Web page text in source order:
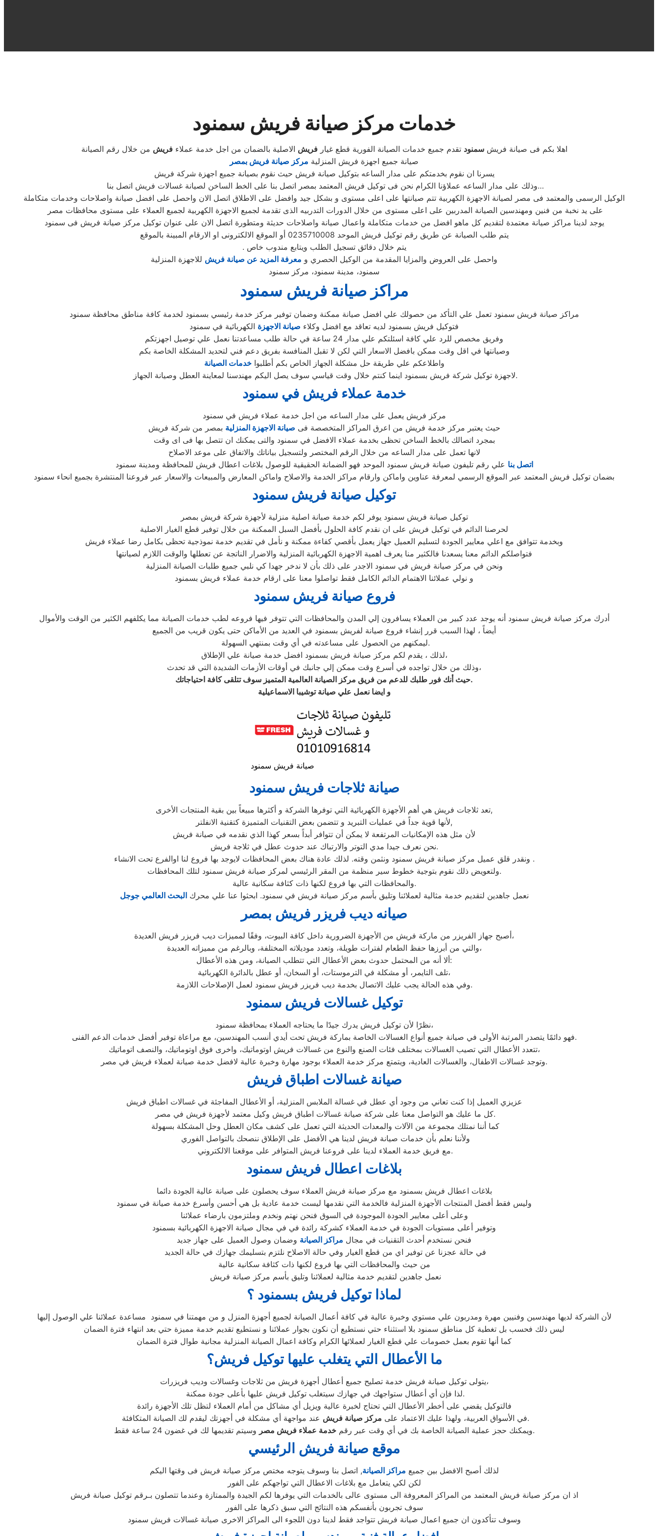
خدمات مركز صيانة فريش سمنود
اهلا بكم فى صيانة فريشسمنود تقدم جميع خدمات الصيانة الفورية قطع غيارفريش الاصلية بالضمان من اجل خدمة عملاءفريش من خلال رقم الصيانة
صيانة جميع اجهزة فريش المنزلية مركز صيانة فريش بمصر
يسرنا ان نقوم بخدمتكم على مدار الساعه بتوكيل صيانة فريش حيث نقوم بصيانة جميع اجهزة شركة فريش
وذلك على مدار الساعه عملاؤنا الكرام نحن فى توكيل فريش المعتمد بمصر اتصل بنا على الخط الساخن لصيانة غسالات فريش اتصل بنا…
الوكيل الرسمى والمعتمد فى مصر لصيانة الاجهزة الكهربية تتم صيانتها على اعلى مستوى و بشكل جيد وافضل على الاطلاق اتصل الان واحصل على افضل صيانة واصلاحات وخدمات متكاملة
على يد نخبة من فنين ومهندسين الصيانة المدربين على اعلى مستوى من خلال الدورات التدربيه الذى تقدمة لجميع الاجهزة الكهربية لجميع العملاء على مستوى محافظات مصر
يوجد لدينا مراكز صيانة معتمدة لتقديم كل ماهو افضل من خدمات متكاملة واعمال صيانة واصلاحات حديثة ومتطورة اتصل الان على عنوان توكيل مركز صيانة فريش فى سمنود
يتم طلب الصيانة عن طريق رقم توكيل فريش الموحد 0235710008 أو الموقع الالكترونى او الارقام المبينة بالموقع
. يتم خلال دقائق تسجيل الطلب ويتابع مندوب خاص
واحصل على العروض والمزايا المقدمة من الوكيل الحصري و معرفة المزيد عن صيانة فريش للاجهزة المنزلية
سمنود، مدينة سمنود، مركز سمنود
مراكز صيانة فريش سمنود
مراكز صيانة فريش سمنود تعمل علي التأكد من حصولك علي افضل صيانة ممكنة وضمان توفير مركز خدمة رئيسي بسمنود لخدمة كافة مناطق محافظة سمنود
فتوكيل فريش بسمنود لديه تعاقد مع افضل وكلاء صيانة الاجهزة الكهربائية في سمنود
وفريق مخصص للرد علي كافة اسئلتكم علي مدار 24 ساعة في حالة طلب مساعدتنا نعمل علي توصيل اجهزتكم
وصيانتها في اقل وقت ممكن بافضل الاسعار التي لكن لا تقبل المنافسة بفريق دعم فني لتحديد المشكلة الخاصة بكم
واطلاعكم علي طريقة حل مشكلة الجهاز الخاص بكم أطلبواخدمات الصيانة
لاجهزة توكيل شركة فريش بسمنود اينما كنتم خلال وقت قياسي سوف يصل اليكم مهندسنا لمعاينة العطل وصيانة الجهاز.
خدمة عملاء فريش في سمنود
مركز فريش يعمل على مدار الساعه من اجل خدمة عملاء فريش في سمنود
حيث يعتبر مركز خدمة فريش من اعرق المراكز المتخصصة فى صيانة الاجهزة المنزلية بمصر من شركة فريش
بمجرد اتصالك بالخط الساخن تحظى بخدمة عملاء الافضل في سمنود والتى يمكنك ان تتصل بها فى اى وقت
لانها تعمل على مدار الساعه من خلال الرقم المختصر ولتسجيل بياناتك والاتفاق على موعد الاصلاح
اتصل بنا علي رقم تليفون صيانة فريش سمنود الموحد فهو الضمانة الحقيقية للوصول بلاغات اعطال فريش للمحافظة ومدينة سمنود
بضمان توكيل فريش المعتمد عبر الموقع الرسمي لمعرفة عناوين واماكن وارقام مراكز الخدمة والاصلاح واماكن المعارض والمبيعات والاسعار عبر فروعنا المنتشرة بجميع انحاء سمنود
توكيل صيانة فريش سمنود
توكيل صيانة فريش سمنود يوفر لكم خدمة صيانة اصلية منزلية لأجهزة شركة فريش بمصر
لحرصنا الدائم في توكيل فريش على ان نقدم كافة الحلول بأفضل السبل الممكنة من خلال توفير قطع الغيار الاصلية
وبخدمة تتوافق مع اعلي معايير الجودة لتسليم العميل جهاز يعمل بأقصي كفاءة ممكنة و نأمل في تقديم خدمة نموذجية تحظى بكامل رضا عملاء فريش
فتواصلكم الدائم معنا يسعدنا فالكثير منا يعرف اهمية الاجهزة الكهربائية المنزلية والاضرار الناتجة عن تعطلها والوقت اللازم لصيانتها
ونحن في مركز صيانة فريش في سمنود الاجدر على ذلك بأن لا ندخر جهدا كي نلبي جميع طلبات الصيانة المنزلية
و نولي عملائنا الاهتمام الدائم الكامل فقط تواصلوا معنا على ارقام خدمة عملاء فريش بسمنود
فروع صيانة فريش سمنود
أدرك مركز صيانة فريش سمنود أنه يوجد عدد كبير من العملاء يسافرون إلي المدن والمحافظات التي تتوفر فيها فروعه لطب خدمات الصيانة مما يكلفهم الكثير من الوقت والأموال
أيضاً ، لهذا السبب قرر إنشاء فروع صيانة لفريش بسمنود في العديد من الأماكن حتى يكون قريب من الجميع
ليمكنهم من الحصول على مساعدته في أي وقت بمنتهي السهولة.
لذلك ، يقدم لكم مركز صيانة فريش بسمنود افضل خدمة صيانة علي الإطلاق،
وذلك من خلال تواجده في أسرع وقت ممكن إلي جانبك في أوقات الأزمات الشديدة التي قد تحدث،
حيث أنك فور طلبك للدعم من فريق مركز الصيانة العالمية المتميز سوف تتلقى كافة احتياجاتك.
و ايضا نعمل علي صيانة توشيبا الاسماعيلية
صيانة فريش سمنود
صيانة ثلاجات فريش سمنود
تعد ثلاجات فريش هي أهم الأجهزة الكهربائية التي توفرها الشركة و أكثرها مبيعاً بين بقية المنتجات الأخرى,
لأنها قوية جداً في عمليات التبريد و تتضمن بعض التقنيات المتميزة كتقنية الانفلتر,
لأن مثل هذه الإمكانيات المرتفعة لا يمكن أن تتوافر أبداً بسعر كهذا الذي نقدمه في صيانة فريش
نحن نعرف جيدا مدي التوتر والارتباك عند حدوث عطل في ثلاجة فريش.
ونقدر قلق عميل مركز صيانة فريش سمنود ونثمن وقته. لذلك عادة هناك بعض المحافظات لايوجد بها فروع لنا اوالفرع تحت الانشاء .
ولتعويض ذلك نقوم بتوجية خطوط سير منظمة من المقر الرئيسي لمركز صيانة فريش سمنود لتلك المحافظات.
والمحافظات التي بها فروع لكنها ذات كثافة سكانية عالية.
نعمل جاهدين لتقديم خدمة مثالية لعملائنا وتليق بأسم مركز صيانة فريش في سمنود. ابحثوا عنا علي محركالبحث العالمي جوجل
صيانه ديب فريزر فريش بمصر
أصبح جهاز الفريزر من ماركة فريش من الأجهزة الضرورية داخل كافة البيوت، وفقًا لمميزات ديب فريزر فريش العديدة،
والتي من أبرزها حفظ الطعام لفترات طويلة، وتعدد موديلاته المختلفة، وبالرغم من مميزاته العديدة،
ألا أنه من المحتمل حدوث بعض الأعطال التي تتطلب الصيانة، ومن هذه الأعطال:
تلف التايمر، أو مشكلة في الترموستات، أو السخان، أو عطل بالدائرة الكهربائية،
وفي هذه الحالة يجب عليك الاتصال بخدمة ديب فريزر فريش سمنود لعمل الإصلاحات اللازمة.
توكيل غسالات فريش سمنود
نظرًا لأن توكيل فريش يدرك جيدًا ما يحتاجه العملاء بمحافظة سمنود،
فهو دائمًا يتصدر المرتبة الأولى في صيانة جميع أنواع الغسالات الخاصة بماركة فريش تحت أيدي أنسب المهندسين، مع مراعاة توفير أفضل خدمات الدعم الفنى.
تتعدد الأعطال التي تصيب الغسالات بمختلف فئات الصنع والنوع من غسالات فريش اوتوماتيك، واخرى فوق اوتوماتيك، والنصف اتوماتيك،
وتوجد غسالات الاطفال، والغسالات العادية، ويتمتع مركز خدمة العملاء بوجود مهارة وخبرة عالية لافضل خدمة صيانة لعملاء فريش في مصر.
صيانة غسالات اطباق فريش
عزيزي العميل إذا كنت تعاني من وجود أي عطل في غسالة الملابس المنزلية، أو الأعطال المفاجئة في غسالات اطباق فريش
كل ما عليك هو التواصل معنا على شركة صيانة غسالات اطباق فريش وكيل معتمد لأجهزة فريش في مصر.
كما أننا نمتلك مجموعة من الآلات والمعدات الحديثة التي تعمل على كشف مكان العطل وحل المشكلة بسهولة
ولأننا نعلم بأن خدمات صيانة فريش لدينا هي الأفضل على الإطلاق ننصحك بالتواصل الفوري
مع فريق خدمة العملاء لدينا على فروعنا فريش المتوافر على موقعنا الالكتروني.
بلاغات اعطال فريش سمنود
بلاغات اعطال فريش بسمنود مع مركز صيانة فريش العملاء سوف يحصلون على صيانة عالية الجودة دائما
وليس فقط أفضل المنتجات الأجهزة المنزلية فالخدمة التي نقدمها ليست خدمة عادية بل هي أحسن وأسرع خدمة صيانة في سمنود
وعلى أعلى معايير الجودة الموجودة في السوق فنحن نهتم ونخدم وملتزمون بارضاء عملائنا
وتوفير أعلى مستويات الجودة في خدمة العملاء كشركة رائدة في في مجال صيانة الاجهزة الكهربائية بسمنود
فنحن نستخدم أحدث التقنيات في مجال مراكز الصيانة وضمان وصول العميل على جهاز جديد
في حالة عجزنا عن توفير اي من قطع الغيار وفي حالة الاصلاح نلتزم بتسليمك جهازك في حالة الجديد
من حيث والمحافظات التي بها فروع لكنها ذات كثافة سكانية عالية
نعمل جاهدين لتقديم خدمة مثالية لعملائنا وتليق بأسم مركز صيانة فريش
لماذا توكيل فريش بسمنود ؟
لأن الشركة لديها مهندسين وفنيين مهرة ومدربون علي مستوي وخبرة عالية في كافة أعمال الصيانة لجميع أجهزة المنزل و من مهمتنا في سمنود مساعدة عملائنا علي الوصول إليها
ليس ذلك فحسب بل تغطية كل مناطق سمنود بلا استثناء حتي نستطيع أن نكون بجوار عملائنا و نستطيع تقديم خدمة مميزة حتي بعد انتهاء فترة الضمان
كما أنها تقوم بعمل خصومات علي قطع الغيار لعملائها الكرام وكافة اعمال الصيانة المنزلية مجانية طوال فترة الضمان
ما الأعطال التي يتغلب عليها توكيل فريش؟
يتولى توكيل صيانة فريش خدمة تصليح جميع أعطال أجهزة فريش من ثلاجات وغسالات وديب فريزرات،
لذا فإن أي أعطال ستواجهك في جهازك سيتغلب توكيل فريش عليها بأعلى جودة ممكنة.
فالتوكيل يقضي على أخطر الأعطال التي تحتاج لخبرة عالية ويزيل أي مشاكل من أمام العملاء لتظل تلك الأجهزة رائدة
في الأسواق العربية، ولهذا عليك الاعتماد على مركز صيانةفريش
عند مواجهة أي مشكلة في أجهزتك ليقدم لك الصيانة المتكافئة.
ويمكنك حجز عملية الصيانة الخاصة بك في أي وقت عبر رقمخدمة عملاءفريش مصر وسيتم تقديمها لك في غضون 24 ساعة فقط.
موقع صيانة فريش الرئيسي
لذلك أصبح الافضل بين جميع مراكز الصيانة, اتصل بنا وسوف يتوجه مختص مركز صيانة فريش فى وقتها اليكم
لكن لكي يتعامل مع بلاغات الاعطال التي تواجهكم على الفور
اذ ان مركز صيانة فريش المعتمد من المراكز المعروفة الى مستوى عالى بالخدمات التي يوفرها لكم الجيدة والممتازة وعندما تتصلون بـرقم توكيل صيانة فريش
سوف تجربون بأنفسكم هذه النتائج التي سبق ذكرها على الفور
وسوف تتأكدون ان جميع اعمال صيانة فريش تتواجد فقط لدينا دون اللجوء الى المراكز الاخرى صيانة غسالات فريش سمنود